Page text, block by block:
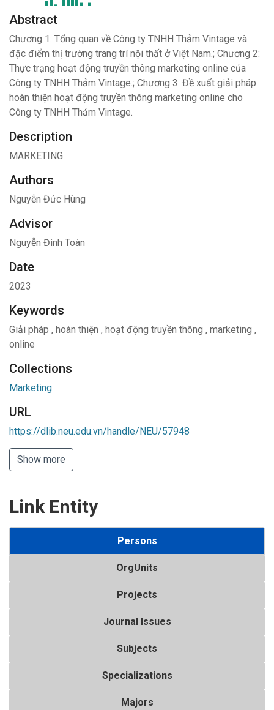
Abstract
Chương 1: Tổng quan về Công ty TNHH Thảm Vintage và
đặc điểm thị trường trang trí nội thất ở Việt Nam.; Chương 2:
Thực trạng hoạt động truyền thông marketing online của
Công ty TNHH Thảm Vintage.; Chương 3: Đề xuất giải pháp
hoàn thiện hoạt động truyền thông marketing online cho
Công ty TNHH Thảm Vintage.
Description
MARKETING
Authors
Nguyễn Đức Hùng
Advisor
Nguyễn Đình Toàn
Date
2023
Keywords
Giải pháp , hoàn thiện , hoạt động truyền thông , marketing ,
online
Collections
Marketing
URL
https://dlib.neu.edu.vn/handle/NEU/57948
Show more
Link Entity
Persons
OrgUnits
Projects
Journal Issues
Subjects
Specializations
Majors